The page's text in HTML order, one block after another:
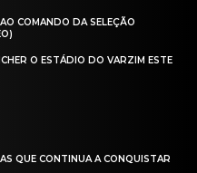
COMANDO DA SELEÇÃO
O ESTÁDIO DO VARZIM ESTE
QUE CONTINUA A CONQUISTAR